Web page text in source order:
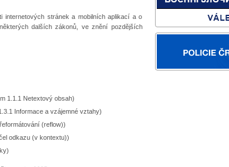
internetových stránek a mobilních aplikací a o
dalších zákonů, ve znění pozdějších
1.1.1 Netextový obsah)
Informace a vzájemné vztahy)
(reflow))
odkazu (v kontextu))